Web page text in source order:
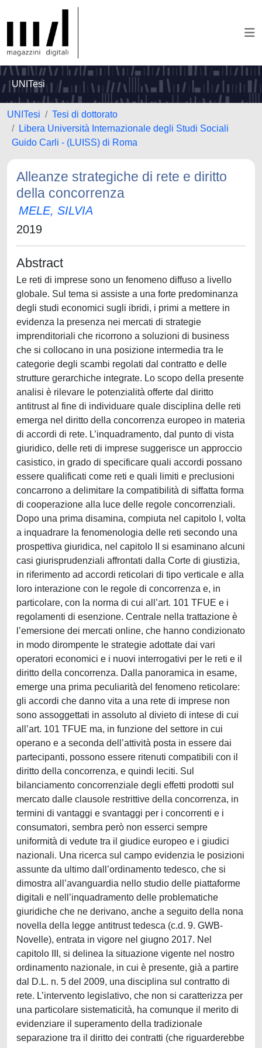
UNITesi
UNITesi
Tesi di dottorato
Libera Università Internazionale degli Studi Sociali
Guido Carli - (LUISS) di Roma
Alleanze strategiche di rete e diritto
della concorrenza
MELE, SILVIA
2019
Abstract
Le reti di imprese sono un fenomeno diffuso a livello
globale. Sul tema si assiste a una forte predominanza
degli studi economici sugli ibridi, i primi a mettere in
evidenza la presenza nei mercati di strategie
imprenditoriali che ricorrono a soluzioni di business
che si collocano in una posizione intermedia tra le
categorie degli scambi regolati dal contratto e delle
strutture gerarchiche integrate. Lo scopo della presente
analisi è rilevare le potenzialità offerte dal diritto
antitrust al fine di individuare quale disciplina delle reti
emerga nel diritto della concorrenza europeo in materia
di accordi di rete. L’inquadramento, dal punto di vista
giuridico, delle reti di imprese suggerisce un approccio
casistico, in grado di specificare quali accordi possano
essere qualificati come reti e quali limiti e preclusioni
concarrono a delimitare la compatibilità di siffatta forma
di cooperazione alla luce delle regole concorrenziali.
Dopo una prima disamina, compiuta nel capitolo I, volta
a inquadrare la fenomenologia delle reti secondo una
prospettiva giuridica, nel capitolo II si esaminano alcuni
casi giurisprudenziali affrontati dalla Corte di giustizia,
in riferimento ad accordi reticolari di tipo verticale e alla
loro interazione con le regole di concorrenza e, in
particolare, con la norma di cui all’art. 101 TFUE e i
regolamenti di esenzione. Centrale nella trattazione è
l’emersione dei mercati online, che hanno condizionato
in modo dirompente le strategie adottate dai vari
operatori economici e i nuovi interrogativi per le reti e il
diritto della concorrenza. Dalla panoramica in esame,
emerge una prima peculiarità del fenomeno reticolare:
gli accordi che danno vita a una rete di imprese non
sono assoggettati in assoluto al divieto di intese di cui
all’art. 101 TFUE ma, in funzione del settore in cui
operano e a seconda dell’attività posta in essere dai
partecipanti, possono essere ritenuti compatibili con il
diritto della concorrenza, e quindi leciti. Sul
bilanciamento concorrenziale degli effetti prodotti sul
mercato dalle clausole restrittive della concorrenza, in
termini di vantaggi e svantaggi per i concorrenti e i
consumatori, sembra però non esserci sempre
uniformità di vedute tra il giudice europeo e i giudici
nazionali. Una ricerca sul campo evidenzia le posizioni
assunte da ultimo dall’ordinamento tedesco, che si
dimostra all’avanguardia nello studio delle piattaforme
digitali e nell’inquadramento delle problematiche
giuridiche che ne derivano, anche a seguito della nona
novella della legge antitrust tedesca (c.d. 9. GWB-
Novelle), entrata in vigore nel giugno 2017. Nel
capitolo III, si delinea la situazione vigente nel nostro
ordinamento nazionale, in cui è presente, già a partire
dal D.L. n. 5 del 2009, una disciplina sul contratto di
rete. L’intervento legislativo, che non si caratterizza per
una particolare sistematicità, ha comunque il merito di
evidenziare il superamento della tradizionale
separazione tra il diritto dei contratti (che riguarderebbe